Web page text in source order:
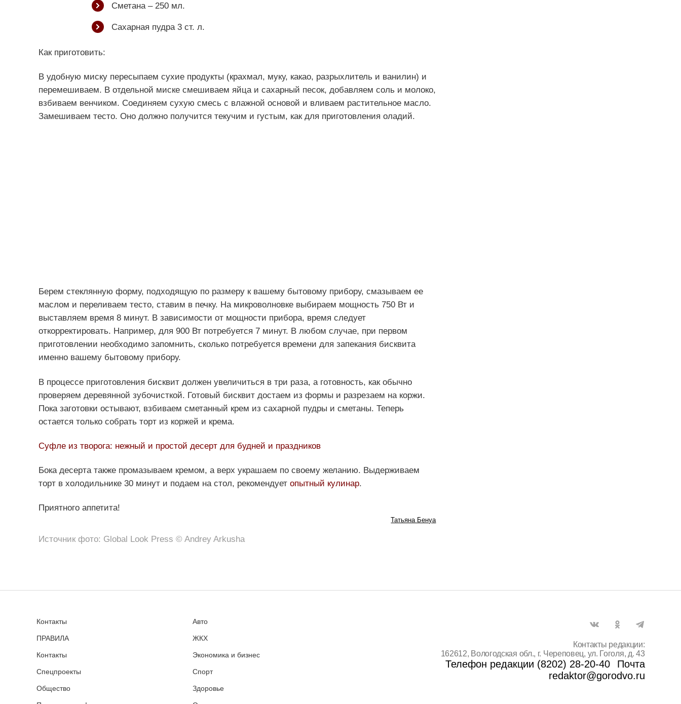
Сметана – 250 мл.
Сахарная пудра 3 ст. л.
Как приготовить:
В удобную миску пересыпаем сухие продукты (крахмал, муку, какао, разрыхлитель и ванилин) и
перемешиваем. В отдельной миске смешиваем яйца и сахарный песок, добавляем соль и молоко,
взбиваем венчиком. Соединяем сухую смесь с влажной основой и вливаем растительное масло.
Замешиваем тесто. Оно должно получится текучим и густым, как для приготовления оладий.
Берем стеклянную форму, подходящую по размеру к вашему бытовому прибору, смазываем ее
маслом и переливаем тесто, ставим в печку. На микроволновке выбираем мощность 750 Вт и
выставляем время 8 минут. В зависимости от мощности прибора, время следует
откорректировать. Например, для 900 Вт потребуется 7 минут. В любом случае, при первом
приготовлении необходимо запомнить, сколько потребуется времени для запекания бисквита
именно вашему бытовому прибору.
В процессе приготовления бисквит должен увеличиться в три раза, а готовность, как обычно
проверяем деревянной зубочисткой. Готовый бисквит достаем из формы и разрезаем на коржи.
Пока заготовки остывают, взбиваем сметанный крем из сахарной пудры и сметаны. Теперь
остается только собрать торт из коржей и крема.
Суфле из творога: нежный и простой десерт для будней и праздников
Бока десерта также промазываем кремом, а верх украшаем по своему желанию. Выдерживаем
торт в холодильнике 30 минут и подаем на стол, рекомендует опытный кулинар.
Приятного аппетита!
Татьяна Бенуа
Источник фото: Global Look Press © Andrey Arkusha
Контакты
ПРАВИЛА
Контакты
Спецпроекты
Общество
Авто
ЖКХ
Экономика и бизнес
Спорт
Здоровье
Контакты редакции:
162612, Вологодская обл., г. Череповец, ул. Гоголя, д. 43
Телефон редакции (8202) 28-20-40
Почта
redaktor@gorodvo.ru